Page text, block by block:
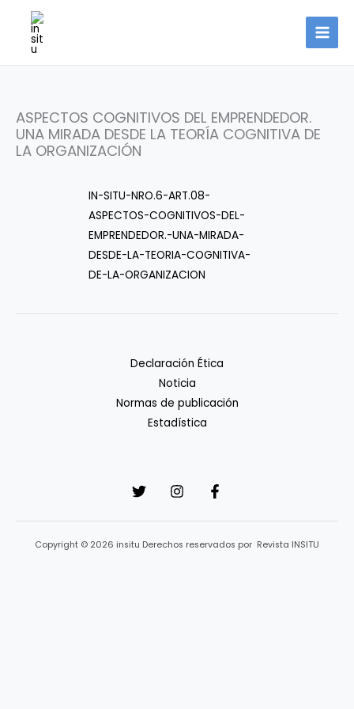
contenido
ASPECTOS COGNITIVOS DEL EMPRENDEDOR.
UNA MIRADA DESDE LA TEORÍA COGNITIVA DE
LA ORGANIZACIÓN
IN-SITU-NRO.6-ART.08-
ASPECTOS-COGNITIVOS-DEL-
EMPRENDEDOR.-UNA-MIRADA-
DESDE-LA-TEORIA-COGNITIVA-
DE-LA-ORGANIZACION
Declaración Ética
Noticia
Normas de publicación
Estadística
Copyright © 2026 insitu Derechos reservados por Revista INSITU